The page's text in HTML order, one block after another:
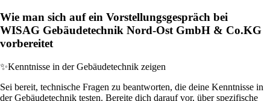
Wie man sich auf ein Vorstellungsgespräch bei
WISAG Gebäudetechnik Nord-Ost GmbH & Co.KG
vorbereitet
✨Kenntnisse in der Gebäudetechnik zeigen
Sei bereit, technische Fragen zu beantworten, die deine Kenntnisse in
der Gebäudetechnik testen. Bereite dich darauf vor, über spezifische